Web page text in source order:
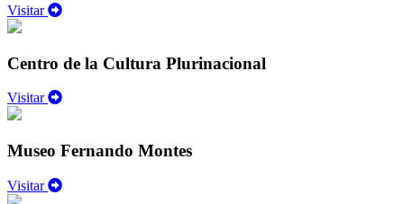
Visitar
Centro de la Cultura Plurinacional
Visitar
Museo Fernando Montes
Visitar